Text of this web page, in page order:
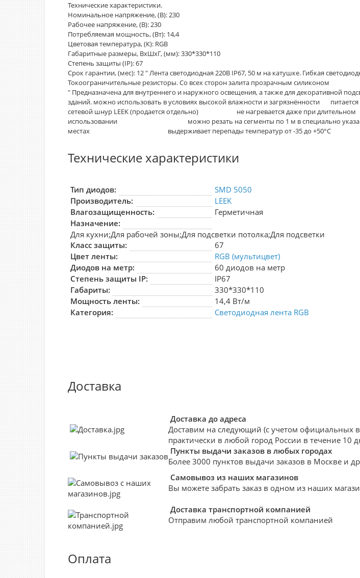
Технические характеристики.
Номинальное напряжение, (В): 230
Рабочее напряжение, (В): 230
Потребляемая мощность, (Вт): 14,4
Цветовая температура, (К): RGB
Габаритные размеры, ВхШхГ, (мм): 330*330*110
Степень защиты (IP): 67
Срок гарантии, (мес): 12 " Лента светодиодная 220В IP67, 50 м на катушке. Гибкая
Токоограничительные резисторы. Со всех сторон залита прозрачным силиконом
" Предназначена для внутреннего и наружного освещения, а также для декоративной
зданий. можно использовать в условиях высокой влажности и загрязнённости питается
сетевой шнур LEEK (продается отдельно) не нагревается даже при длительном
использовании можно резать на сегменты по 1 м в специально
местах выдерживает перепады температур от -35 до +50°C
Технические характеристики
Тип диодов:
SMD 5050
Производитель:
LEEK
Влагозащищенность:
Герметичная
Назначение:
Для кухни;Для рабочей зоны;Для подсветки потолка;Для подсветки
Класс защиты:
67
Цвет ленты:
RGB (мультицвет)
Диодов на метр:
60 диодов на метр
Степень защиты IP:
IP67
Габариты:
330*330*110
Мощность ленты:
14,4 Вт/м
Категория:
Светодиодная лента RGB
Доставка
Доставка до адреса
Доставим на следующий (с учетом официальных
практически в любой город России в течение 10
Пункты выдачи заказов в любых городах
Более 3000 пунктов выдачи заказов в Москве и
Самовывоз из наших магазинов
Вы можете забрать заказ в одном из наших
Доставка транспортной компанией
Отправим любой транспортной компанией
Оплата